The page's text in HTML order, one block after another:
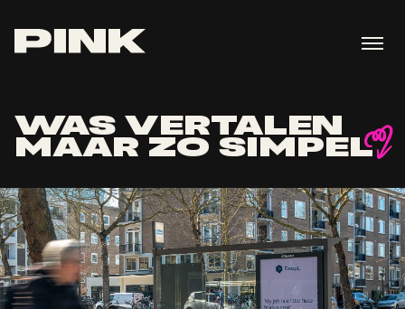
WAS VERTALEN
MAAR ZO SIMPEL